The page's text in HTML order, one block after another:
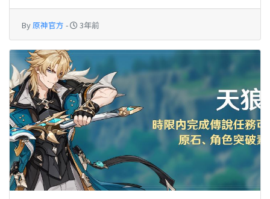
By原神官方 - 3年前